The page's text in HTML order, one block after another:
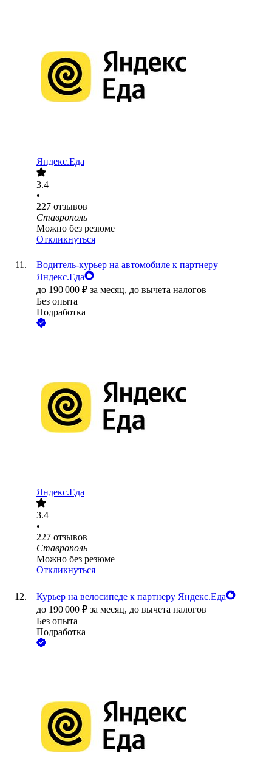
Яндекс.Еда
3.4
•
227 отзывов
Ставрополь
Можно без резюме
Откликнуться
Водитель-курьер на автомобиле к партнеру
Яндекс.Еда
до 190 000 ₽ за месяц, до вычета налогов
Без опыта
Подработка
Яндекс.Еда
3.4
•
227 отзывов
Ставрополь
Можно без резюме
Откликнуться
Курьер на велосипеде к партнеру Яндекс.Еда
до 190 000 ₽ за месяц, до вычета налогов
Без опыта
Подработка